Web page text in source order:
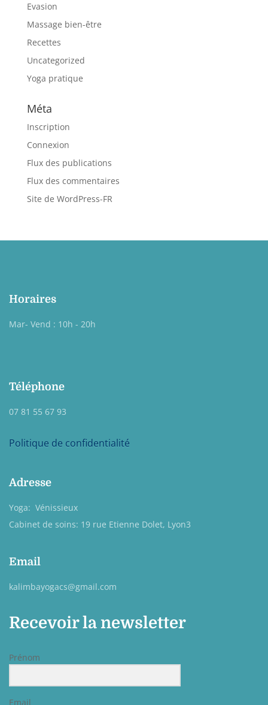
Evasion
Massage bien-être
Recettes
Uncategorized
Yoga pratique
Méta
Inscription
Connexion
Flux des publications
Flux des commentaires
Site de WordPress-FR
Horaires
Mar- Vend : 10h - 20h
Téléphone
07 81 55 67 93
Politique de confidentialité
Adresse
Yoga: Vénissieux
Cabinet de soins: 19 rue Etienne Dolet, Lyon3
Email
kalimbayogacs@gmail.com
Recevoir la newsletter
Prénom
Email